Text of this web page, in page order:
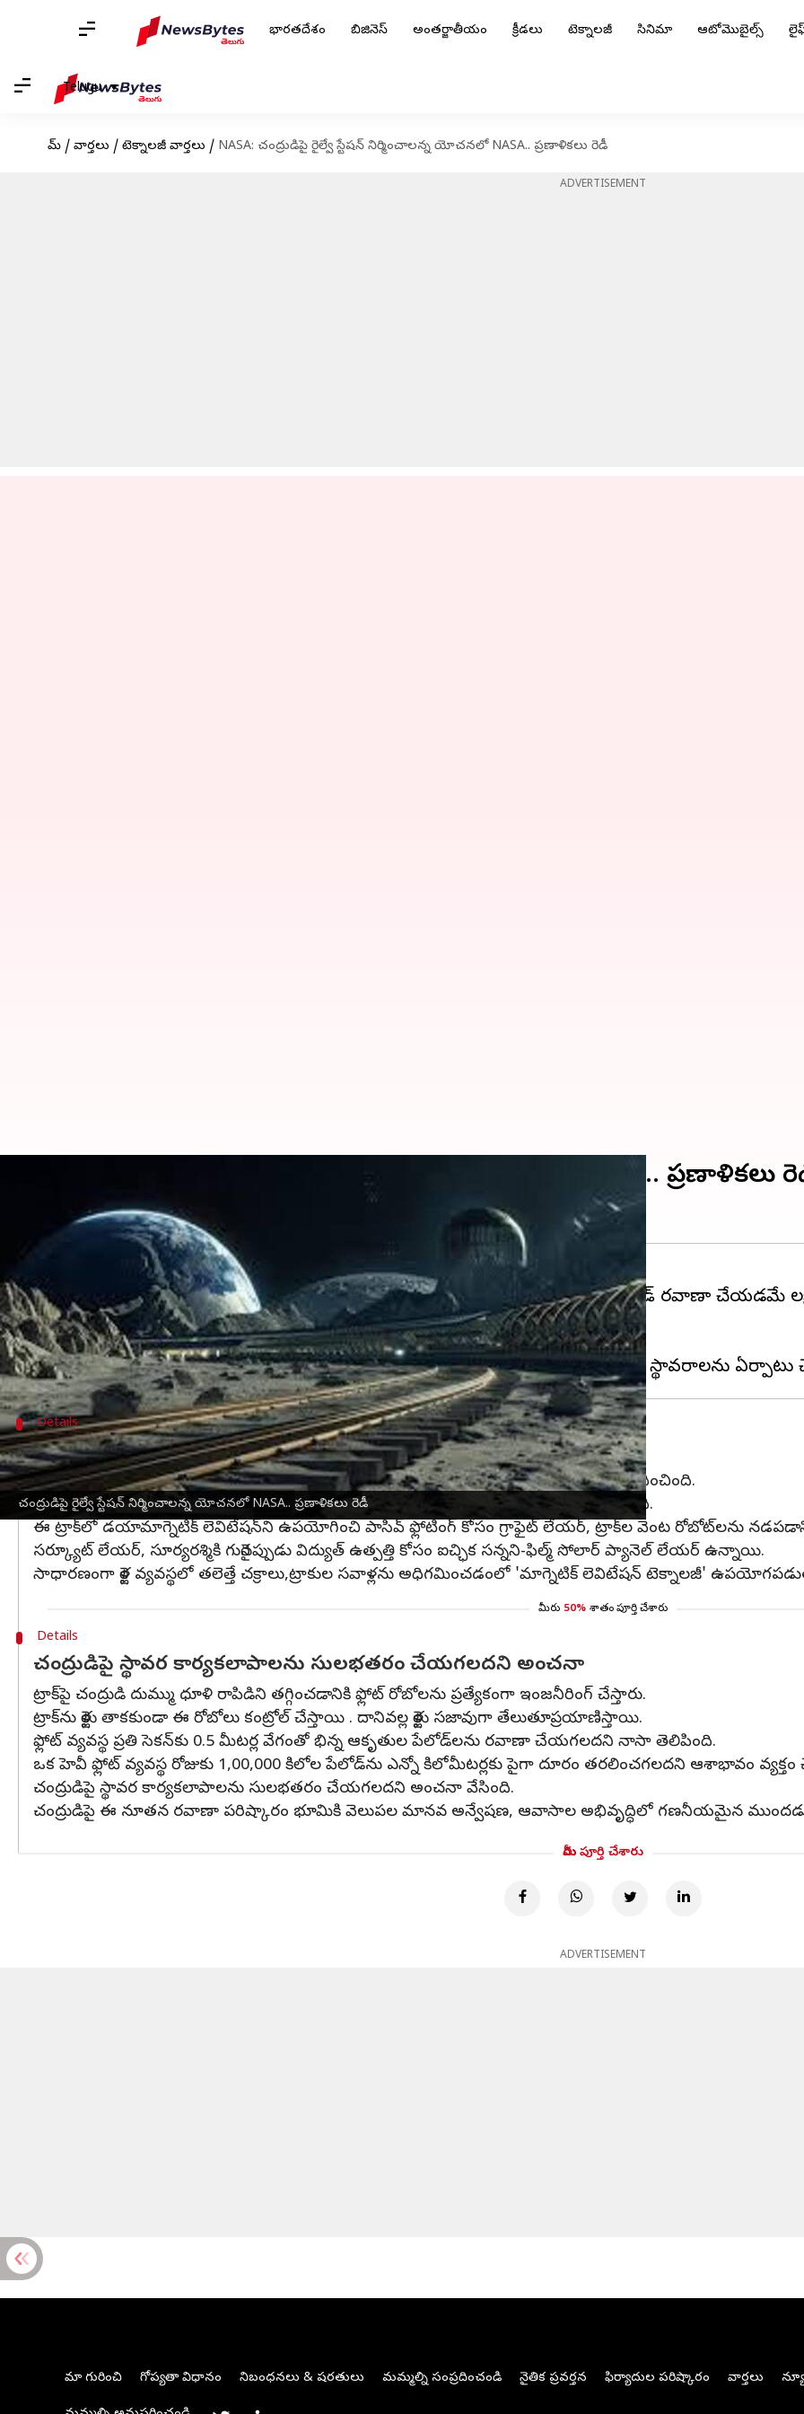
భారతదేశం బిజినెస్ అంతర్జాతీయం క్రీడలు టెక్నాలజీ సినిమా ఆటోమొబైల్స్
Telugu
హోమ్ / వార్తలు / టెక్నాలజీ వార్తలు / NASA: చంద్రుడిపై రైల్వే స్టేషన్‌ నిర్మించాలన్న యోచనలో NASA.. ప్రణాళికలు రెడీ
ADVERTISEMENT
చంద్రుడిపై రైల్వే స్టేషన్‌ నిర్మించాలన్న యోచనలో NASA.. ప్రణాళికలు రెడీ
NASA: చంద్రుడిపై రైల్వే స్టేషన్‌ నిర్మించాలన్న యోచనలో NASA.. ప్రణాళికలు
Stalin May 14, 2024 12:34 pm
చంద్రునిపై ఉపరితలం అంతటా సమర్థవంతగా, స్వయంప్రతిపత్తమైన, సమర్థవంతమైన పేలోడ్ రవాణా చేయడమే
మొదటి చంద్ర రైల్వే వ్యవస్థను నిర్మించడానికి తన ప్రణాళికలు సిద్ధం చేస్తోంది.
జాబిల్లి పై రైల్వే స్టేషన్ నిర్మించి రైళ్లు నడపాలని యోచిస్తోంది.
Details
ఫ్లోట్ అంటే ఏంటి?
రైల్వే స్టేషన్ల ఏర్పాటుకు 'ఫ్లెక్సిబుల్ లెవిటేషన్ ఆన్ ఏ ట్రాక్ (ఫ్లోట్)' అనే ప్రత్యేక వ్యవస్థను నాసా ప్రతిపాదించింది.
FLOAT సిస్టమ్ 3-లేయర్ ఫ్లెక్సిబుల్ ఫిల్మ్ ట్రాక్‌పైకి వెళ్లే శక్తి లేని మాగ్నెటిక్ రోబోట్‌లను ఉపయోగిస్తుంది.
ఈ ట్రాక్‌లో డయామాగ్నెటిక్ లెవిటేషన్‌ని ఉపయోగించి పాసివ్ ఫ్లోటింగ్ కోసం గ్రాఫైట్ లేయర్, ట్రాక్‌ల వెంట రోబోట్‌లను నడపడానికి
సర్క్యూట్ లేయర్, సూర్యరశ్మికి గురైనప్పుడు విద్యుత్ ఉత్పత్తి కోసం ఐచ్ఛిక సన్నని-ఫిల్మ్ సోలార్ ప్యానెల్ లేయర్ ఉన్నాయి.
సాధారణంగా రైళ్ల వ్యవస్థలో తలెత్తే చక్రాలు,ట్రాకుల సవాళ్లను అధిగమించడంలో 'మాగ్నెటిక్ లెవిటేషన్ టెక్నాలజీ'
మీరు 50% శాతం పూర్తి చేశారు
Details
చంద్రుడిపై స్థావర కార్యకలాపాలను సులభతరం చేయగలదని అంచనా
ట్రాక్‌పై చంద్రుడి దుమ్ము ధూళి రాపిడిని తగ్గించడానికి ఫ్లోట్ రోబో‌లను ప్రత్యేకంగా ఇంజనీరింగ్ చేస్తారు.
ట్రాక్‌ను రైళ్లు తాకకుండా ఈ రోబో‌లు కంట్రోల్ చేస్తాయి . దానివల్ల రైళ్లు సజావుగా తేలుతూప్రయాణిస్తాయి.
ఫ్లోట్ వ్యవస్థ ప్రతి సెకన్‌కు 0.5 మీటర్ల వేగంతో భిన్న ఆకృతుల పేలోడ్‌లను రవాణా చేయగలదని నాసా తెలిపింది.
ఒక హెవీ ఫ్లోట్ వ్యవస్థ రోజుకు 1,00,000 కిలోల పేలోడ్‌ను ఎన్నో కిలోమీటర్లకు పైగా దూరం తరలించగలదని ఆశాభావం వ్యక్తం
చంద్రుడిపై స్థావర కార్యకలాపాలను సులభతరం చేయగలదని అంచనా వేసింది.
చంద్రుడిపై ఈ నూతన రవాణా పరిష్కారం భూమికి వెలుపల మానవ అన్వేషణ, ఆవాసాల అభివృద్ధిలో గణనీయమైన
మీరు పూర్తి చేశారు
ADVERTISEMENT
మా గురించి గోప్యతా విధానం నిబంధనలు & షరతులు మమ్మల్ని సంప్రదించండి నైతిక ప్రవర్తన ఫిర్యాదుల పరిష్కారం వార్తలు